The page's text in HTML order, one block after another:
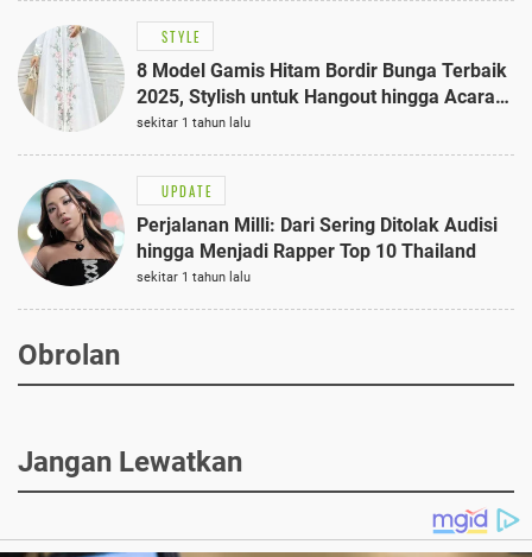
STYLE
8 Model Gamis Hitam Bordir Bunga Terbaik
2025, Stylish untuk Hangout hingga Acara
Semi-Formal
sekitar 1 tahun lalu
UPDATE
Perjalanan Milli: Dari Sering Ditolak Audisi
hingga Menjadi Rapper Top 10 Thailand
sekitar 1 tahun lalu
Obrolan
Jangan Lewatkan